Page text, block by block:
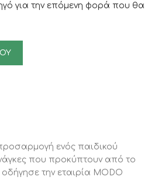
για την επόμενη φορά που θα
ενός παιδικού
που προκύπτουν από το
την εταιρία MODO